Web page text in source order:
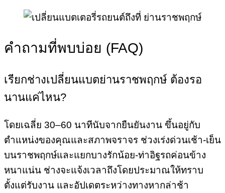
คำถามที่พบบ่อย (FAQ)
เรียกช่างเปลี่ยนแบตย่านราชพฤกษ์ ต้องรอ
นานแค่ไหน?
โดยเฉลี่ย 30–60 นาทีนับจากยืนยันงาน ขึ้นอยู่กับ
ตำแหน่งของคุณและสภาพจราจร ช่วงเร่งด่วนเช้า-เย็น
บนราชพฤกษ์และแยกบางรักน้อย-ท่าอิฐรถค่อนข้าง
หนาแน่น ช่างจะแจ้งเวลาถึงโดยประมาณให้ทราบ
ตั้งแต่รับงาน และอัปเดตระหว่างทางหากล่าช้า